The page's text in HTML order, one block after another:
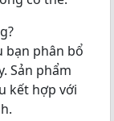
bạn phân bổ
Sản phẩm
kết hợp với